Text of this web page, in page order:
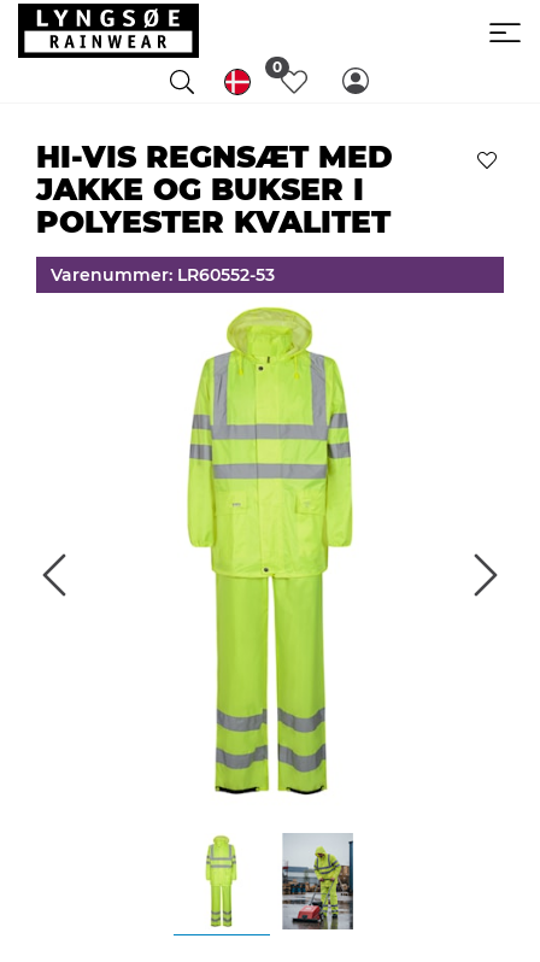
0
HI-VIS REGNSÆT MED
JAKKE OG BUKSER I
POLYESTER KVALITET
Varenummer: LR60552-53